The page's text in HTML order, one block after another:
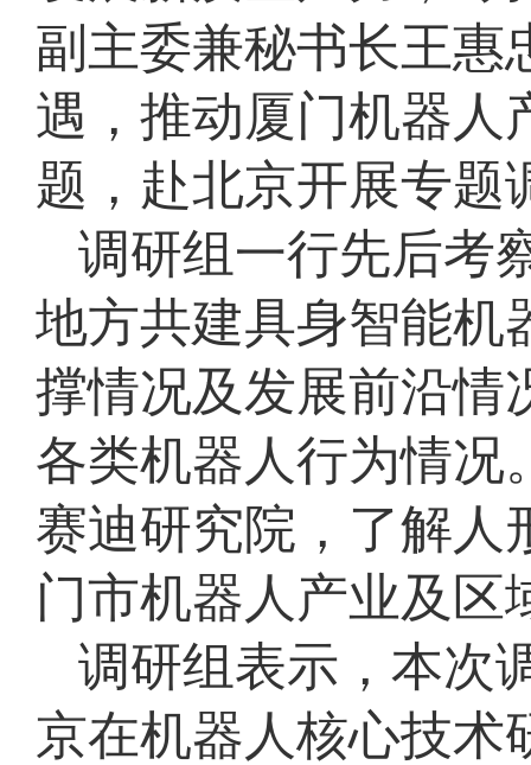
副主委兼秘书长王惠
遇，推动厦门机器人
题，赴北京开展专题
调研组一行先后考
地方共建具身智能机
撑情况及发展前沿情
各类机器人行为情况
赛迪研究院，了解人
门市机器人产业及区
调研组表示，本次
京在机器人核心技术